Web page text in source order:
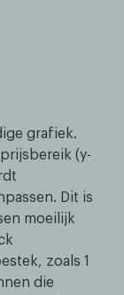
grafiek.
(y-
Dit is
moeilijk
zoals 1
die